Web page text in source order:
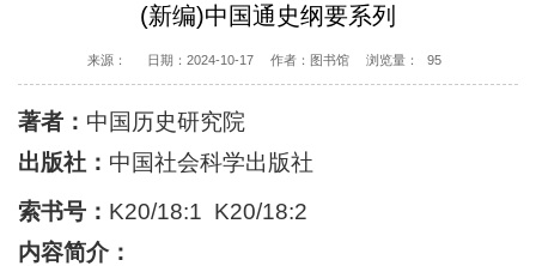
(新编)中国通史纲要系列
来源： 日期：2024-10-17 作者：图书馆 浏览量： 95
著者： 中国历史研究院
出版社： 中国社会科学出版社
索书号： K20/18:1 K20/18:2
内容简介：